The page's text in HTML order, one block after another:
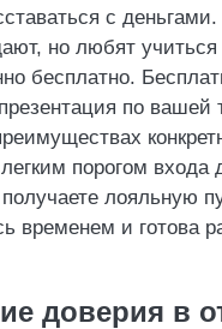
с
но любят учиться
бесплатно.
по вашей
порогом входа
лояльную
временем и готова
доверия в